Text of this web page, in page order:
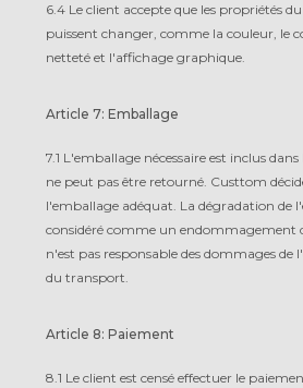
6.4 Le client accepte que les propriétés
puissent changer, comme la couleur, le
netteté et l'affichage graphique.
Article 7: Emballage
7.1 L'emballage nécessaire est inclus
ne peut pas être retourné. Custtom
l'emballage adéquat. La dégradation de
considéré comme un
n'est pas responsable des dommages de
du transport.
Article 8: Paiement
8.1 Le client est censé effectuer le